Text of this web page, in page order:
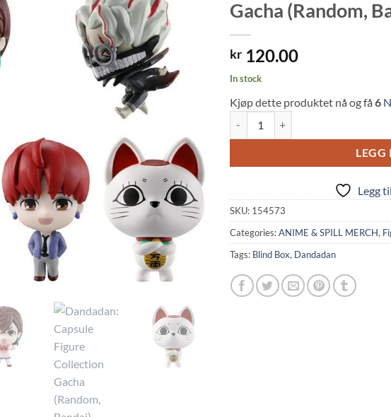
Legg til i
ønskeliste
Gacha (Random,
kr120.00
In stock
Kjøp dette produktet nå og få 6
LEGG
Legg
SKU: 154573
Categories:ANIME & SPILL MERCH,
Tags: Blind Box, Dandadan